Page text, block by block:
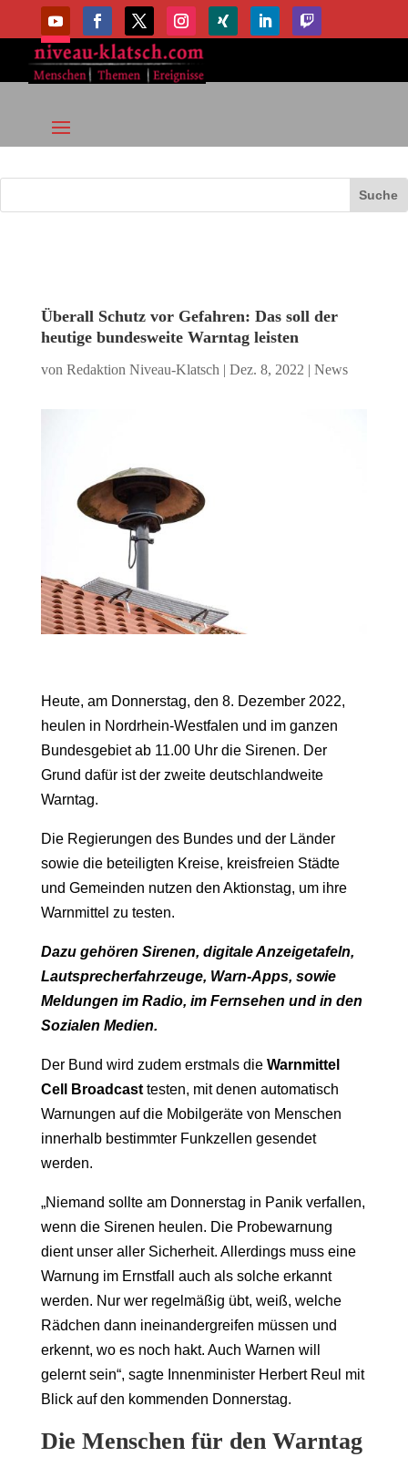
Überall Schutz vor Gefahren: Das soll der
heutige bundesweite Warntag leisten
von Redaktion Niveau-Klatsch | Dez. 8, 2022 | News
Heute, am Donnerstag, den 8. Dezember 2022,
heulen in Nordrhein-Westfalen und im ganzen
Bundesgebiet ab 11.00 Uhr die Sirenen. Der
Grund dafür ist der zweite deutschlandweite
Warntag.
Die Regierungen des Bundes und der Länder
sowie die beteiligten Kreise, kreisfreien Städte
und Gemeinden nutzen den Aktionstag, um ihre
Warnmittel zu testen.
Dazu gehören Sirenen, digitale Anzeigetafeln,
Lautsprecherfahrzeuge, Warn-Apps, sowie
Meldungen im Radio, im Fernsehen und in den
Sozialen Medien.
Der Bund wird zudem erstmals die Warnmittel
Cell Broadcasttesten, mit denen automatisch
Warnungen auf die Mobilgeräte von Menschen
innerhalb bestimmter Funkzellen gesendet
werden.
„Niemand sollte am Donnerstag in Panik verfallen,
wenn die Sirenen heulen. Die Probewarnung
dient unser aller Sicherheit. Allerdings muss eine
Warnung im Ernstfall auch als solche erkannt
werden. Nur wer regelmäßig übt, weiß, welche
Rädchen dann ineinandergreifen müssen und
erkennt, wo es noch hakt. Auch Warnen will
gelernt sein“, sagte Innenminister Herbert Reul mit
Blick auf den kommenden Donnerstag.
Die Menschen für den Warntag